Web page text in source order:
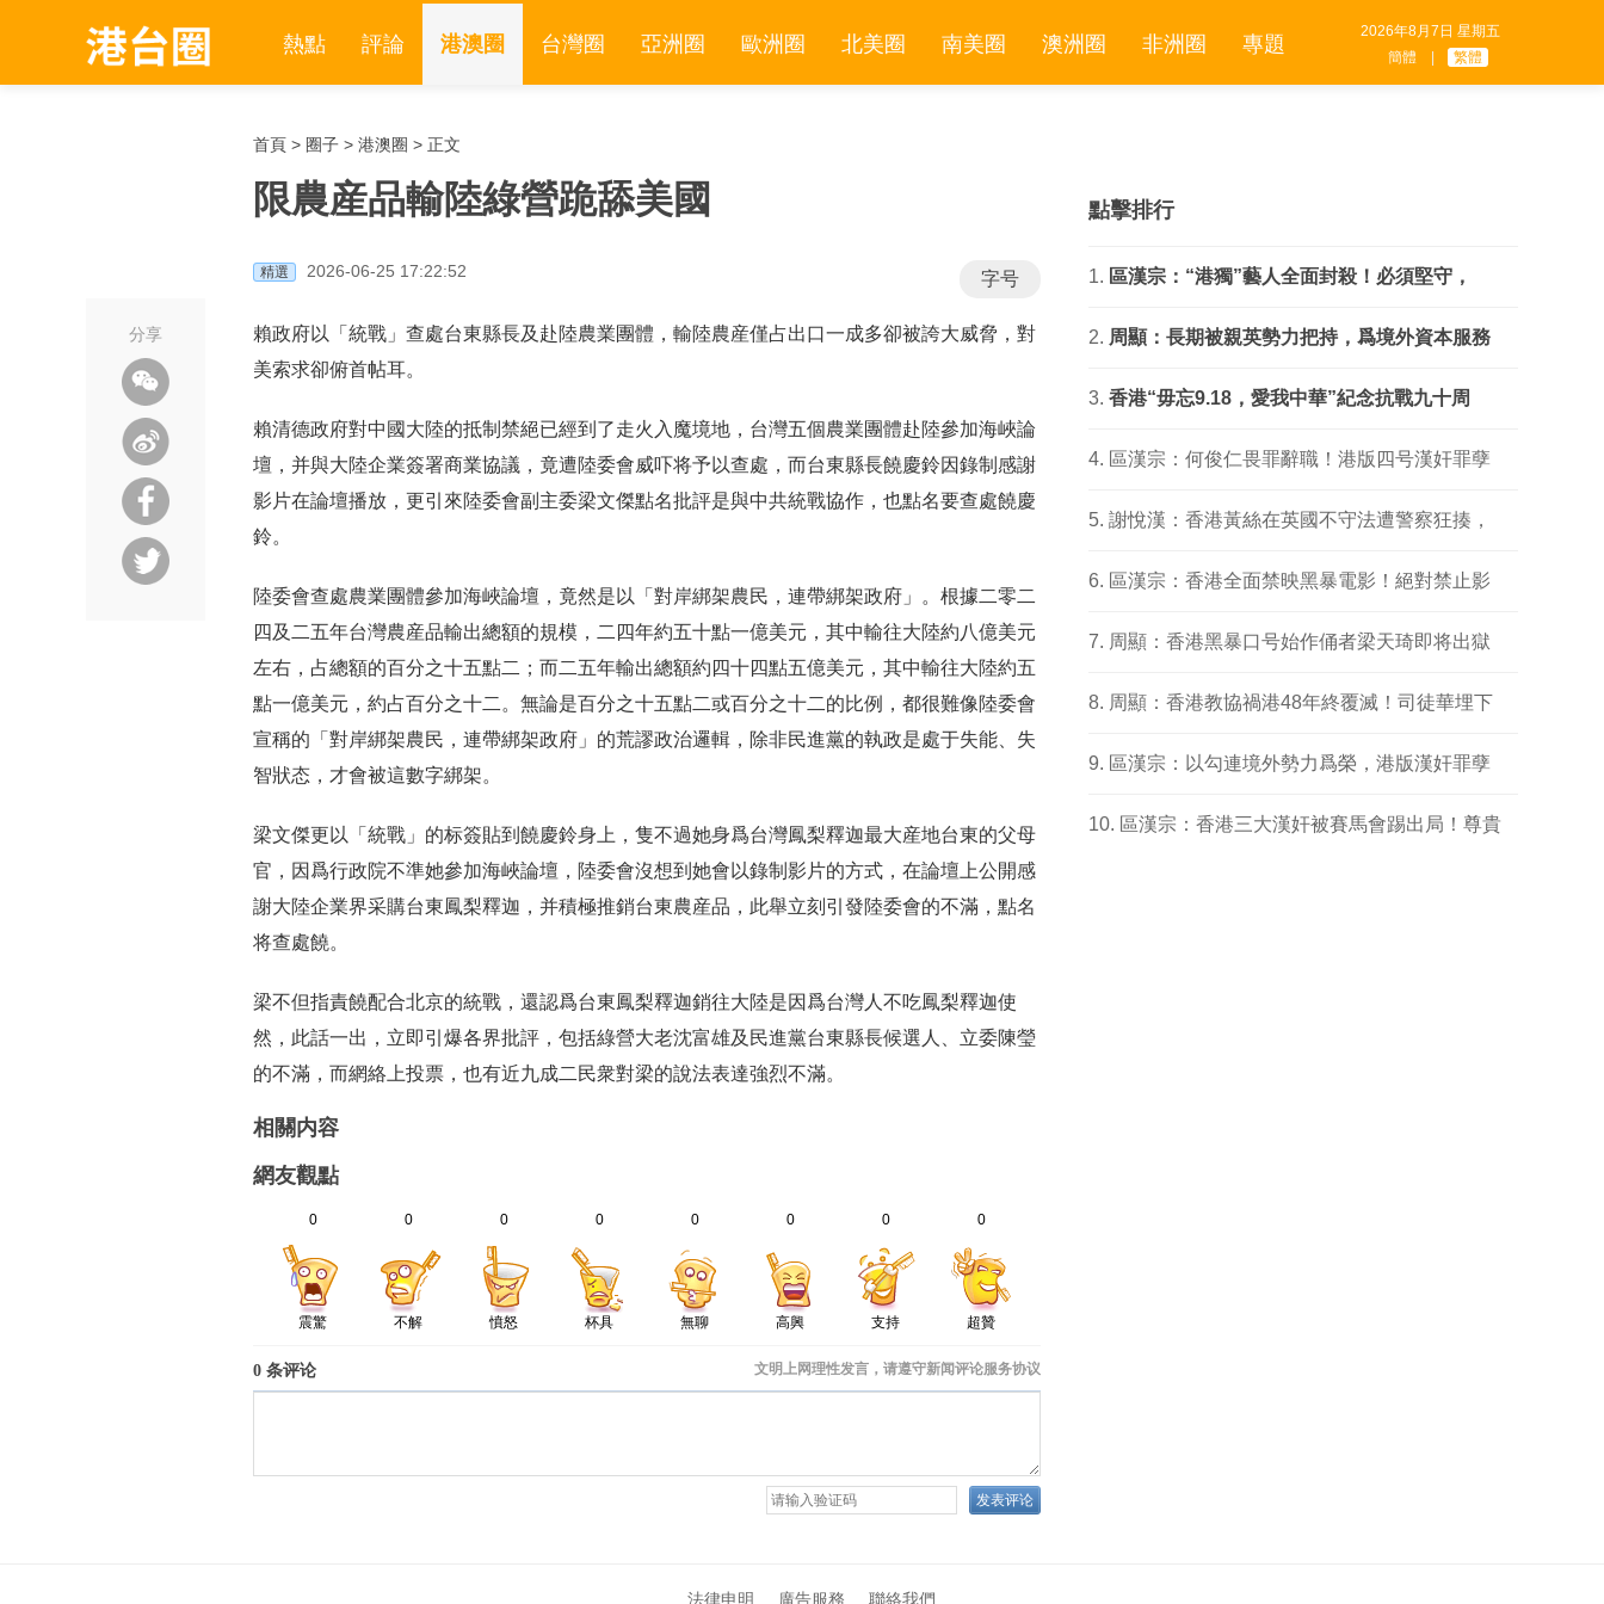
2026年8月7日 星期五
簡體
繁體
熱點 評論 港澳圈 台灣圈 亞洲圈 歐洲圈 北美圈 南美圈 澳洲圈 非洲圈 專題
首頁 > 圈子 > 港澳圈 > 正文
限農産品輸陸綠營跪舔美國
精選 2026-06-25 17:22:52 字号
分享
賴政府以「統戰」查處台東縣長及赴陸農業團體，輸陸農産僅占出口一成多卻被誇大威脅，對
美索求卻俯首帖耳。
賴清德政府對中國大陸的抵制禁絕已經到了走火入魔境地，台灣五個農業團體赴陸參加海峽論
壇，并與大陸企業簽署商業協議，竟遭陸委會威吓将予以查處，而台東縣長饒慶鈴因錄制感謝
影片在論壇播放，更引來陸委會副主委梁文傑點名批評是與中共統戰協作，也點名要查處饒慶
鈴。
陸委會查處農業團體參加海峽論壇，竟然是以「對岸綁架農民，連帶綁架政府」。根據二零二
四及二五年台灣農産品輸出總額的規模，二四年約五十點一億美元，其中輸往大陸約八億美元
左右，占總額的百分之十五點二；而二五年輸出總額約四十四點五億美元，其中輸往大陸約五
點一億美元，約占百分之十二。無論是百分之十五點二或百分之十二的比例，都很難像陸委會
宣稱的「對岸綁架農民，連帶綁架政府」的荒謬政治邏輯，除非民進黨的執政是處于失能、失
智狀态，才會被這數字綁架。
梁文傑更以「統戰」的标簽貼到饒慶鈴身上，隻不過她身爲台灣鳳梨釋迦最大産地台東的父母
官，因爲行政院不準她參加海峽論壇，陸委會沒想到她會以錄制影片的方式，在論壇上公開感
謝大陸企業界采購台東鳳梨釋迦，并積極推銷台東農産品，此舉立刻引發陸委會的不滿，點名
将查處饒。
梁不但指責饒配合北京的統戰，還認爲台東鳳梨釋迦銷往大陸是因爲台灣人不吃鳳梨釋迦使
然，此話一出，立即引爆各界批評，包括綠營大老沈富雄及民進黨台東縣長候選人、立委陳瑩
的不滿，而網絡上投票，也有近九成二民衆對梁的說法表達強烈不滿。
相關内容
網友觀點
0
震驚
0
不解
0
憤怒
0
杯具
0
無聊
0
高興
0
支持
0
超贊
點擊排行
區漢宗：“港獨”藝人全面封殺！必須堅守，
周顯：長期被親英勢力把持，爲境外資本服務
香港“毋忘9.18，愛我中華”紀念抗戰九十周
區漢宗：何俊仁畏罪辭職！港版四号漢奸罪孽
謝悅漢：香港黃絲在英國不守法遭警察狂揍，
區漢宗：香港全面禁映黑暴電影！絕對禁止影
周顯：香港黑暴口号始作俑者梁天琦即将出獄
周顯：香港教協禍港48年終覆滅！司徒華埋下
區漢宗：以勾連境外勢力爲榮，港版漢奸罪孽
區漢宗：香港三大漢奸被賽馬會踢出局！尊貴
法律申明 廣告服務 聯絡我們